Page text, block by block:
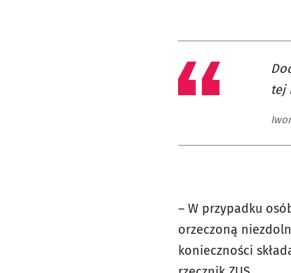
tej
– W przypadku
orzeczoną
konieczności